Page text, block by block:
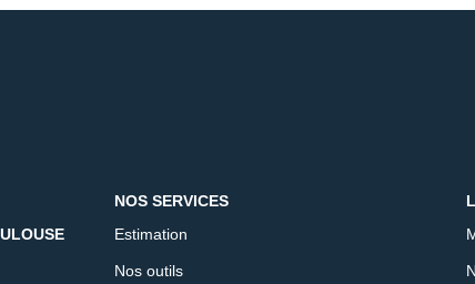
NOS SERVICES
Estimation
Nos outils